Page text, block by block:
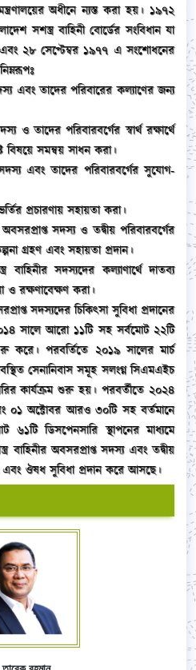
অধীনে ন্যস্ত করা হয়। ১৯৭২
সশস্ত্র বাহিনী বোর্ডের সংবিধান যা
২৮ সেপ্টেম্বর ১৯৭৭ এ সংশোধনের
এবং তাদের পরিবারের কল্যাণের জন্য
ও তাদের পরিবারবর্গের স্বার্থ রক্ষার্থে
বিষয়ে সমন্বয় সাধন করা।
এবং তাদের পরিবারবর্গের সুযোগ-
প্রচারণায় সহায়তা করা।
সদস্য ও তদ্বীয় পরিবারবর্গের
গ্রহণ এবং সহায়তা প্রদান।
বাহিনীর সদস্যদের কল্যাণার্থে দাতব্য
ও রক্ষণাবেক্ষণ করা।
সদস্যদের চিকিৎসা সুবিধা প্রদানের
সালে আরো ১১টি সহ সর্বমোট ২২টি
করে। পরবর্তিতে ২০১৯ সালের মার্চ
সেনানিবাস সমূহ সলংগ্ন সিএমএইচ
কার্যক্রম শুরু হয়। পরবর্তীতে ২০২৪
০১ অক্টোবর আরও ৩০টি সহ বর্তমানে
৬১টি ডিসপেনসারি স্থাপনের মাধ্যমে
বাহিনীর অবসরপ্রাপ্ত সদস্য এবং তদ্বীয়
এবং ঔষধ সুবিধা প্রদান করে আসছে।